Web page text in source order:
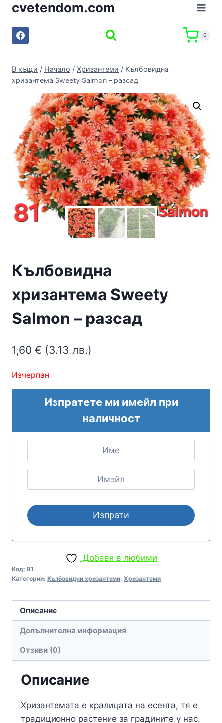
Къмcvetendom.com
0
В къщи / Начало / Хризантеми / Кълбовидна
хризантема Sweety Salmon – разсад
Кълбовидна
хризантема Sweety
Salmon – разсад
1,60 € (3.13 лв.)
Изчерпан
Изпратете ми имейл при
наличност
Добави в любими
Код: 81
Категории: Кълбовидни хризантеми Хризантеми
Описание
Допълнителна информация
Отзиви (0)
Описание
Хризантемата е кралицата на есента, тя е
традиционно растение за градините у нас.